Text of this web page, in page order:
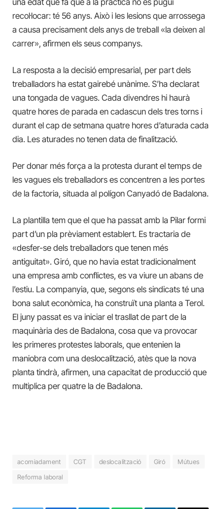
recol·locar: té 56 anys. Això i les lesions que arrossega
a causa precisament dels anys de treball «la deixen al
carrer», afirmen els seus companys.
La resposta a la decisió empresarial, per part dels
treballadors ha estat gairebé unànime. S’ha declarat
una tongada de vagues. Cada divendres hi haurà
quatre hores de parada en cadascun dels tres torns i
durant el cap de setmana quatre hores d’aturada cada
dia. Les aturades no tenen data de finalització.
Per donar més força a la protesta durant el temps de
les vagues els treballadors es concentren a les portes
de la factoria, situada al polígon Canyadó de Badalona.
La plantilla tem que el que ha passat amb la Pilar formi
part d’un pla prèviament establert. Es tractaria de
«desfer-se dels treballadors que tenen més
antiguitat». Giró, que no havia estat tradicionalment
una empresa amb conflictes, es va viure un abans de
l’estiu. La companyia, que, segons els sindicats té una
bona salut econòmica, ha construït una planta a Terol.
El juny passat es va iniciar el trasllat de part de la
maquinària des de Badalona, cosa que va provocar
les primeres protestes laborals, que entenien la
maniobra com una deslocalització, atès que la nova
planta tindrà, afirmen, una capacitat de producció que
multiplica per quatre la de Badalona.
acomiadament CGT deslocalització Giró
Mútues
Reforma laboral